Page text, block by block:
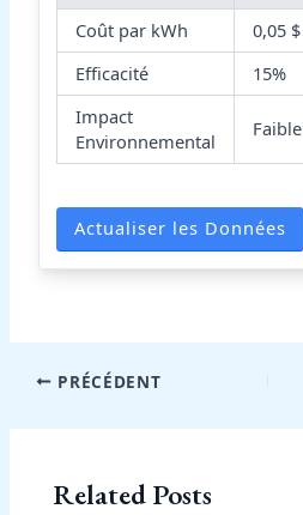
Coût par kWh
0,05 $
Efficacité
15%
Impact
Environnemental
Faible
Actualiser les Données
PRÉCÉDENT
Related Posts